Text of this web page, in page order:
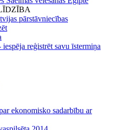
pārstāvniecības
reģistrēt savu īstermiņa
ekonomisko sadarbību ar